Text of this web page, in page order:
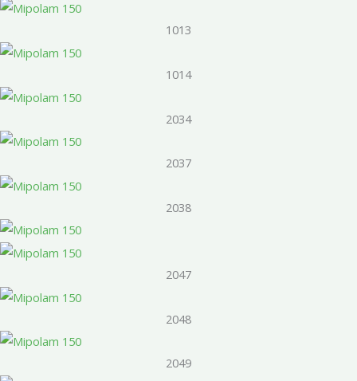
1013
1014
2034
2037
2038
2047
2048
2049